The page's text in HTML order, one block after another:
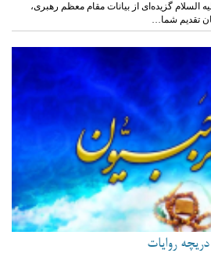
السلام گزیده‌ای از بیانات مقام معظم رهبری،
تقدیم شما…
روایات